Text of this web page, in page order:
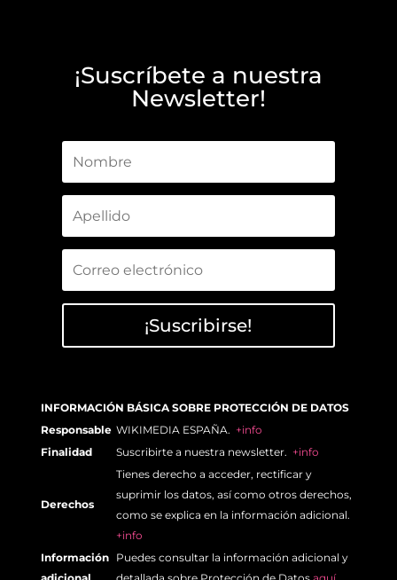
¡Suscríbete a nuestra
Newsletter!
¡Suscribirse!
INFORMACIÓN BÁSICA SOBRE PROTECCIÓN DE DATOS
Responsable WIKIMEDIA ESPAÑA. +info
Finalidad
Suscribirte a nuestra newsletter. +info
Derechos
Tienes derecho a acceder, rectificar y
suprimir los datos, así como otros derechos,
como se explica en la información adicional.
+info
Información
Puedes consultar la información adicional y